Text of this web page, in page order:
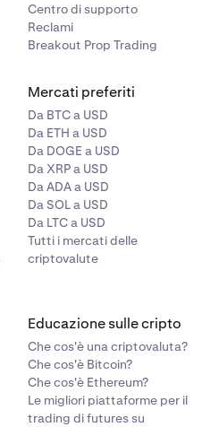
Centro di supporto
Reclami
Breakout Prop Trading
Mercati preferiti
Da BTC a USD
Da ETH a USD
Da DOGE a USD
Da XRP a USD
Da ADA a USD
Da SOL a USD
Da LTC a USD
Tutti i mercati delle
criptovalute
Educazione sulle cripto
Che cos'è una criptovaluta?
Che cos'è Bitcoin?
Che cos'è Ethereum?
Le migliori piattaforme per il
trading di futures su